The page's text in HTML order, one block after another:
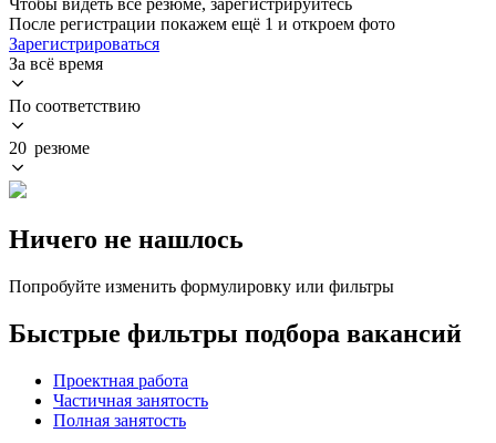
После регистрации покажем ещё 1 и откроем фото
Зарегистрироваться
За всё время
По соответствию
20 резюме
Ничего не нашлось
Попробуйте изменить формулировку или фильтры
Быстрые фильтры подбора вакансий
Проектная работа
Частичная занятость
Полная занятость